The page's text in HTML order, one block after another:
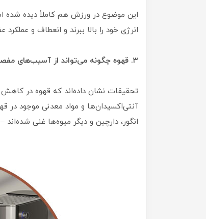
این موضوع در ورزش هم کاملاً دیده شده
انرژی خود را بالا ببرند و انعطاف و
۳. قهوه چگونه می‌تواند از آسیب‌های مفصلی جلوگیری کند؟
تحقیقات نشان داده‌اند که قهوه در
آنتی‌اکسیدان‌ها و مواد معدنی موجود
انگور، دارچین و دیگر میوه‌ها غنی